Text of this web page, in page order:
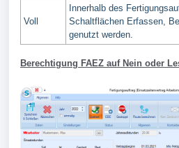
Voll
Innerhalb des
Schaltflächen Erfassen,
genutzt werden.
Berechtigung FAEZ auf Nein oder